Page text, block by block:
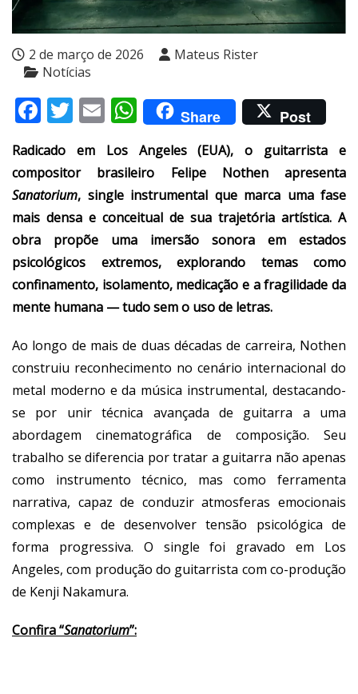
2 de março de 2026
Mateus Rister
Notícias
Facebook
Twitter
EmailWhatsApp
Share Post
Radicado em Los Angeles (EUA), o guitarrista e
compositor brasileiro Felipe Nothen apresenta
Sanatorium, single instrumental que marca uma fase
mais densa e conceitual de sua trajetória artística. A
obra propõe uma imersão sonora em estados
psicológicos extremos, explorando temas como
confinamento, isolamento, medicação e a fragilidade da
mente humana — tudo sem o uso de letras.
Ao longo de mais de duas décadas de carreira, Nothen
construiu reconhecimento no cenário internacional do
metal moderno e da música instrumental, destacando-
se por unir técnica avançada de guitarra a uma
abordagem cinematográfica de composição. Seu
trabalho se diferencia por tratar a guitarra não apenas
como instrumento técnico, mas como ferramenta
narrativa, capaz de conduzir atmosferas emocionais
complexas e de desenvolver tensão psicológica de
forma progressiva. O single foi gravado em Los
Angeles, com produção do guitarrista com co-produção
de Kenji Nakamura.
Confira “Sanatorium”: